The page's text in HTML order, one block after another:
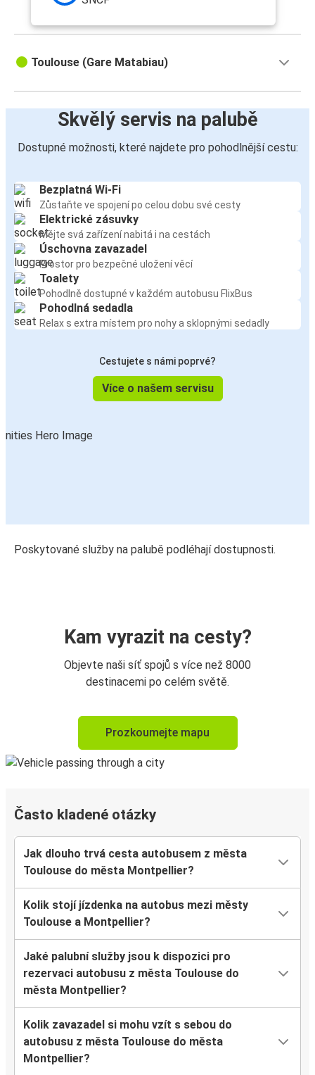
Toulouse (Gare Matabiau)
Skvělý servis na palubě
Dostupné možnosti, které najdete pro pohodlnější cestu:
Bezplatná Wi-Fi
Zůstaňte ve spojení po celou dobu své cesty
Elektrické zásuvky
Mějte svá zařízení nabitá i na cestách
Úschovna zavazadel
Prostor pro bezpečné uložení věcí
Toalety
Pohodlně dostupné v každém autobusu FlixBus
Pohodlná sedadla
Relax s extra místem pro nohy a sklopnými sedadly
Cestujete s námi poprvé?
Více o našem servisu
Poskytované služby na palubě podléhají dostupnosti.
Kam vyrazit na cesty?
Objevte naši síť spojů s více než 8000
destinacemi po celém světě.
Prozkoumejte mapu
Často kladené otázky
Jak dlouho trvá cesta autobusem z města
Toulouse do města Montpellier?
Kolik stojí jízdenka na autobus mezi městy
Toulouse a Montpellier?
Jaké palubní služby jsou k dispozici pro
rezervaci autobusu z města Toulouse do
města Montpellier?
Kolik zavazadel si mohu vzít s sebou do
autobusu z města Toulouse do města
Montpellier?